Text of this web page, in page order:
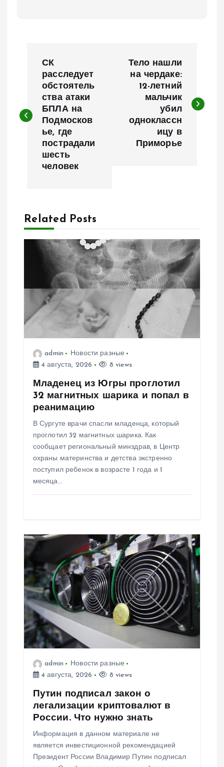
в
и
и
з
СК
расследует
обстоятель
ства атаки
БПЛА на
Подмосков
ье, где
пострадали
шесть
человек
Тело нашли
на чердаке:
12-летний
мальчик
убил
одноклассн
ицу в
Приморье
Related Posts
admin
Новости разные
4 августа, 2026
8 views
Младенец из Югры проглотил
32 магнитных шарика и попал в
реанимацию
В Сургуте врачи спасли младенца, который
проглотил 32 магнитных шарика. Как
сообщает региональный минздрав, в Центр
охраны материнства и детства экстренно
поступил ребенок в возрасте 1 года и 1
месяца…
admin
Новости разные
4 августа, 2026
8 views
Путин подписал закон о
легализации криптовалют в
России. Что нужно знать
Информация в данном материале не
является инвестиционной рекомендацией
Президент России Владимир Путин подписал